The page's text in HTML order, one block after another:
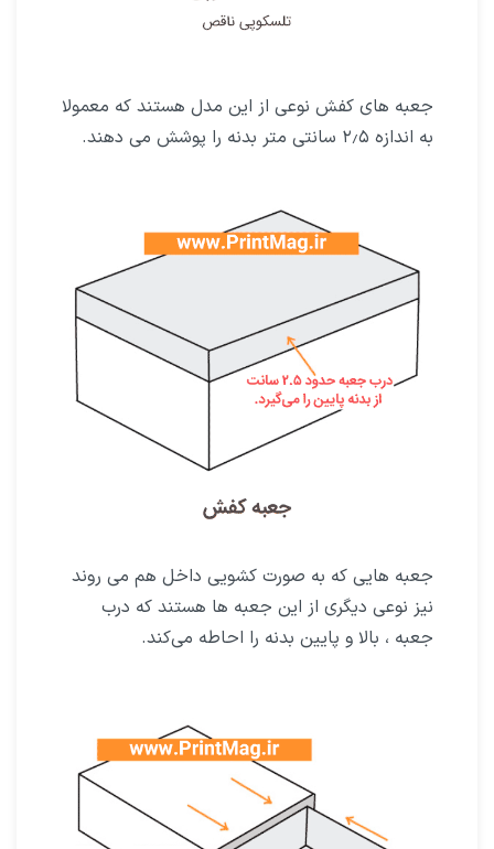
جعبه های کفش نوعی از این مدل هستند که معمولا
به اندازه ۲٫۵ سانتی متر بدنه را پوشش می دهند.
جعبه هایی که به صورت کشویی داخل هم می روند
نیز نوعی دیگری از این جعبه ها هستند که درب
جعبه ، بالا و پایین بدنه را احاطه می‌کند.